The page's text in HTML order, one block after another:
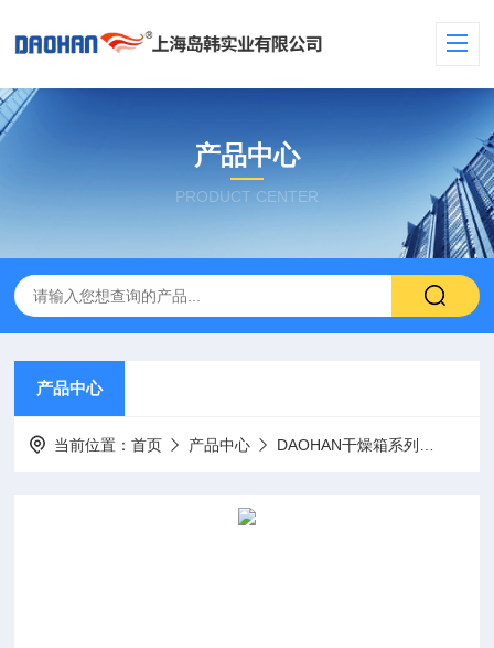
产品中心
PRODUCT CENTER
产品中心
当前位置：首页 产品中心 DAOHAN干燥箱系列